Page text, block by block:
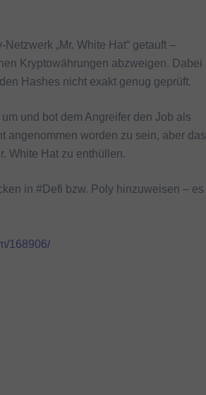
„Mr. White Hat“ getauft –
Kryptowährungen abzweigen. Dabei
Hashes nicht exakt genug geprüft.
und bot dem Angreifer den Job als
angenommen worden zu sein, aber das
White Hat zu enthüllen.
in #Defi bzw. Poly hinzuweisen – es
168906/